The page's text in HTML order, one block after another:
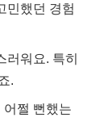
민했던 경험
러워요. 특히
.
쩔 뻔했는